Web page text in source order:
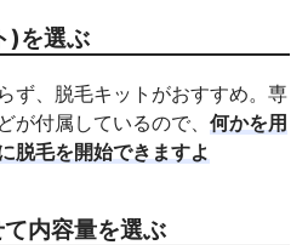
)を選ぶ
ず、脱毛キットがおすすめ。専
が付属しているので、 何かを用
脱毛を開始できますよ
内容量を選ぶ